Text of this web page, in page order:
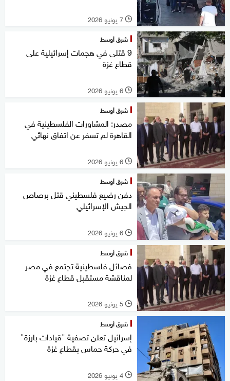
l 7 يونيو 2026
شرق أوسط
9 قتلى في هجمات إسرائيلية على
قطاع غزة
l 6 يونيو 2026
شرق أوسط
مصدر: المشاورات الفلسطينية في
القاهرة لم تسفر عن اتفاق نهائي
l 6 يونيو 2026
شرق أوسط
دفن رضيع فلسطيني قتل برصاص
الجيش الإسرائيلي
l 6 يونيو 2026
شرق أوسط
فصائل فلسطينية تجتمع في مصر
لمناقشة مستقبل قطاع غزة
l 5 يونيو 2026
شرق أوسط
إسرائيل تعلن تصفية "قيادات بارزة"
في حركة حماس بقطاع غزة
l 4 يونيو 2026